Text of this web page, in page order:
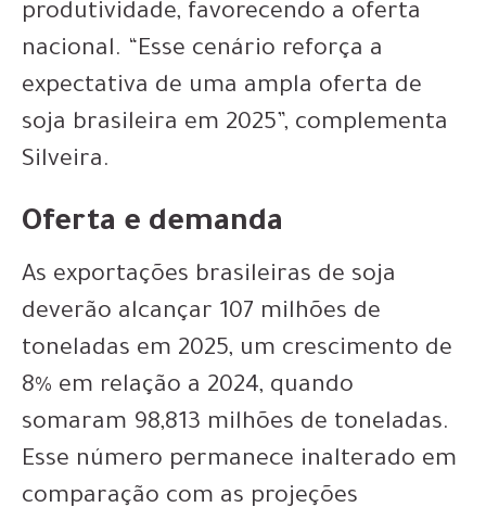
produtividade, favorecendo a oferta
nacional. “Esse cenário reforça a
expectativa de uma ampla oferta de
soja brasileira em 2025”, complementa
Silveira.
Oferta e demanda
As exportações brasileiras de soja
deverão alcançar 107 milhões de
toneladas em 2025, um crescimento de
8% em relação a 2024, quando
somaram 98,813 milhões de toneladas.
Esse número permanece inalterado em
comparação com as projeções